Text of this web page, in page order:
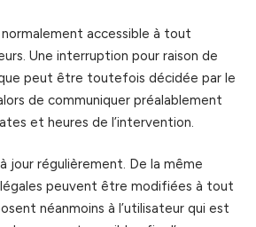
accessible à tout
Une interruption pour raison de
peut être toutefois décidée par le
de communiquer préalablement
et heures de l’intervention.
jour régulièrement. De la même
peuvent être modifiées à tout
néanmoins à l’utilisateur qui est